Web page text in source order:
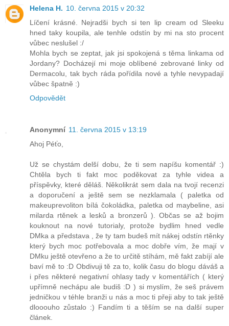
Helena H. 10. června 2015 v 20:32
Líčení krásné. Nejradši bych si ten lip cream od Sleeku
hned taky koupila, ale tenhle odstín by mi na sto procent
vůbec neslušel :/
Mohla bych se zeptat, jak jsi spokojená s těma linkama od
Jordany? Docházejí mi moje oblíbené zebrované linky od
Dermacolu, tak bych ráda pořídila nové a tyhle nevypadají
vůbec špatně :)
Odpovědět
Anonymní 11. června 2015 v 13:19
Ahoj Péťo,
Už se chystám delší dobu, že ti sem napíšu komentář :)
Chtěla bych ti fakt moc poděkovat za tyhle videa a
příspěvky, které děláš. Několikrát sem dala na tvojí recenzi
a doporučení a ještě sem se nezklamala ( paletka od
makeuprevoliton bílá čokoládka, paletka od maybeline, asi
milarda rtěnek a lesků a bronzerů ). Občas se až bojim
kouknout na nové tutorialy, protože bydlim hned vedle
DMka a představa , že ty tam budeš mít nákej odstín rtěnky
který bych moc potřebovala a moc dobře vím, že mají v
DMku ještě otevřeno a že to určitě stíhám, mě fakt zabíjí ale
baví mě to :D Obdivuji tě za to, kolik času do blogu dáváš a
i přes některé negativní ohlasy tady v komentářích ( který
upřímně nechápu ale budiš :D ) si myslím, že seš právem
jedničkou v téhle branži u nás a moc ti přeji aby to tak ještě
dlooouho zůstalo :) Fandím ti a těším se na další super
článek.